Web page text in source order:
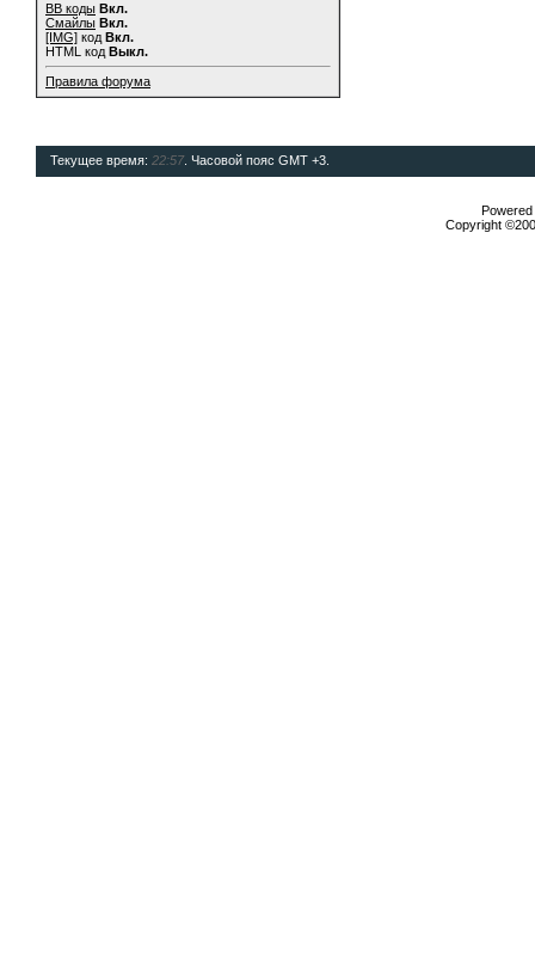
BB коды Вкл.
Смайлы Вкл.
[IMG] код Вкл.
HTML код Выкл.
Правила форума
Текущее время: 22:57. Часовой пояс GMT +3.
Copyright